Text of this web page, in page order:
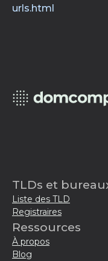
urls.html
TLDs et
Liste des TLD
Registraires
Ressources
À propos
Blog